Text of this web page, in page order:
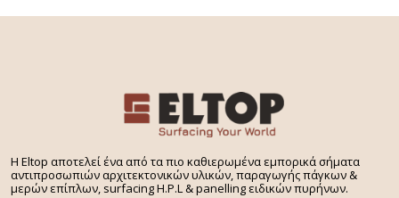
H Eltop αποτελεί ένα από τα πιο καθιερωμένα εμπορικά σήματα
αντιπροσωπιών αρχιτεκτονικών υλικών, παραγωγής πάγκων &
μερών επίπλων, surfacing H.P.L & panelling ειδικών πυρήνων.